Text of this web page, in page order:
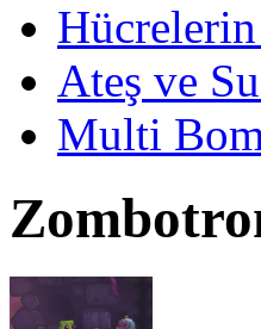
Hücrelerin
Ateş ve
Multi